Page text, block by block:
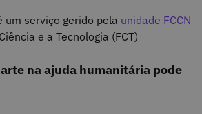
um serviço gerido pela unidade FCCN
e a Tecnologia (FCT)
arte na ajuda humanitária pode